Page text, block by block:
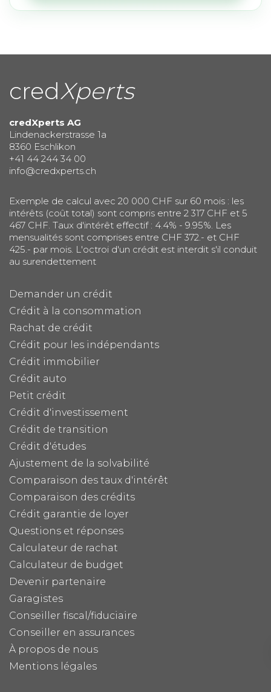
credXperts
credXperts AG
Lindenackerstrasse 1a
8360 Eschlikon
+41 44 244 34 00
info@credxperts.ch
Exemple de calcul avec 20 000 CHF sur 60 mois : les
intérêts (coût total) sont compris entre 2 317 CHF et 5
467 CHF. Taux d'intérêt effectif : 4.4% - 9.95%. Les
mensualités sont comprises entre CHF 372.- et CHF
425.- par mois. L'octroi d'un crédit est interdit s'il conduit
au surendettement
Demander un crédit
Crédit à la consommation
Rachat de crédit
Crédit pour les indépendants
Crédit immobilier
Crédit auto
Petit crédit
Crédit d'investissement
Crédit de transition
Crédit d'études
Ajustement de la solvabilité
Comparaison des taux d'intérêt
Comparaison des crédits
Crédit garantie de loyer
Questions et réponses
Calculateur de rachat
Calculateur de budget
Devenir partenaire
Garagistes
Conseiller fiscal/fiduciaire
Conseiller en assurances
À propos de nous
Mentions légales